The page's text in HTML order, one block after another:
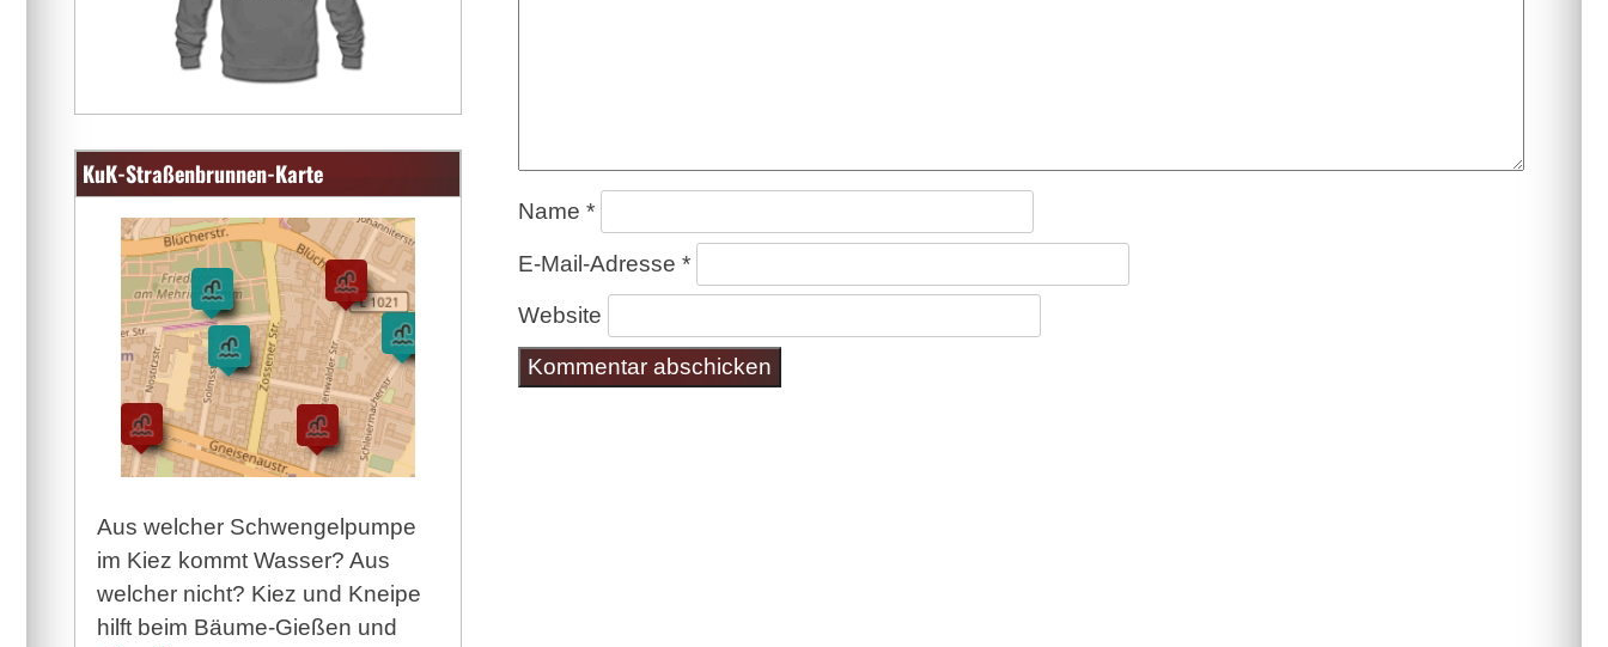
Name *
E-Mail-Adresse *
Website
KuK-Straßenbrunnen-Karte
Aus welcher Schwengelpumpe
im Kiez kommt Wasser? Aus
welcher nicht? Kiez und Kneipe
hilft beim Bäume-Gießen und